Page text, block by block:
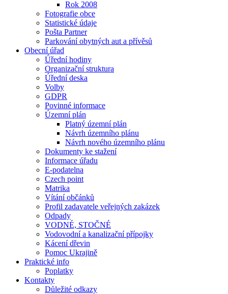
Rok 2008
Fotografie obce
Statistické údaje
Pošta Partner
Parkování obytných aut a přívěsů
Obecní úřad
Úřední hodiny
Organizační struktura
Úřední deska
Volby
GDPR
Povinné informace
Územní plán
Platný územní plán
Návrh územního plánu
Návrh nového územního plánu
Dokumenty ke stažení
Informace úřadu
E-podatelna
Czech point
Matrika
Vítání občánků
Profil zadavatele veřejných zakázek
Odpady
VODNÉ, STOČNÉ
Vodovodní a kanalizační přípojky
Kácení dřevin
Pomoc Ukrajině
Praktické info
Poplatky
Kontakty
Důležité odkazy